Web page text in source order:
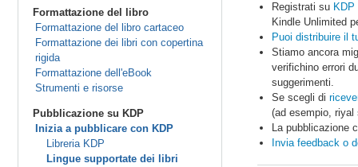
Formattazione del libro
Formattazione del libro cartaceo
Formattazione dei libri con copertina
rigida
Formattazione dell'eBook
Strumenti e risorse
Pubblicazione su KDP
Inizia a pubblicare con KDP
Libreria KDP
Lingue supportate dei libri
Registrati su
Kindle Unlimited
Puoi distribuire il
Stiamo ancora
verifichino errori
suggerimenti.
Se scegli di
(ad esempio, riyal
La pubblicazione
Invia feedback o